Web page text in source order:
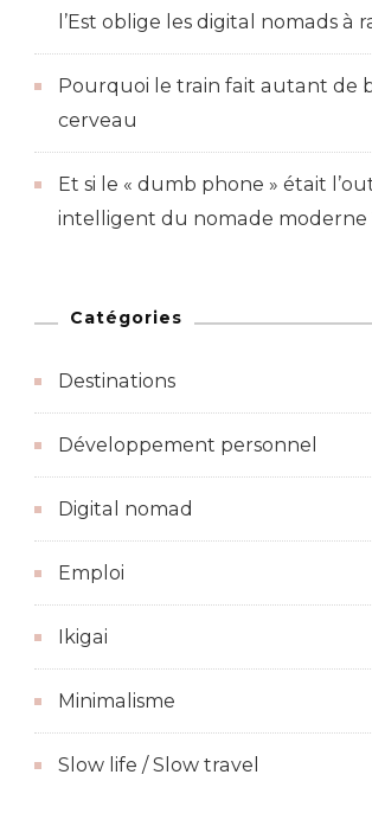
l’Est oblige les digital nomads à
Pourquoi le train fait autant de
cerveau
Et si le « dumb phone » était
intelligent du nomade moderne
Catégories
Destinations
Développement personnel
Digital nomad
Emploi
Ikigai
Minimalisme
Slow life / Slow travel